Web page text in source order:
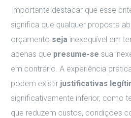
Importante destacar que esse
significa que qualquer proposta
orçamento seja inexequível em
apenas que presume-se sua
em contrário. A experiência
podem existir justificativas
significativamente inferior, como
que reduzem custos, condições